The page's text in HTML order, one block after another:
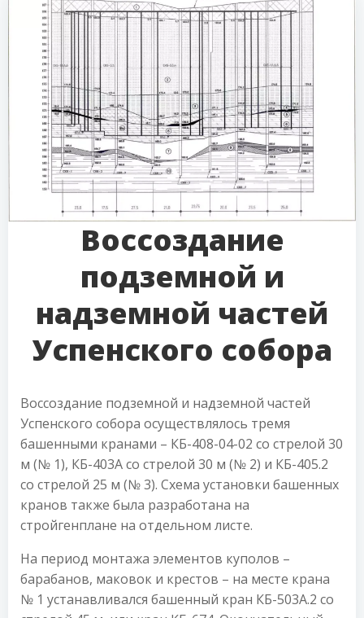
Воссоздание
подземной и
надземной частей
Успенского собора
Воссоздание подземной и надземной частей
Успенского собора осуществлялось тремя
башенными кранами – КБ-408-04-02 со стрелой 30
м (№ 1), КБ-403А со стрелой 30 м (№ 2) и КБ-405.2
со стрелой 25 м (№ 3). Схема установки башенных
кранов также была разработана на
стройгенплане на отдельном листе.
На период монтажа элементов куполов –
барабанов, маковок и крестов – на месте крана
№ 1 устанавливался башенный кран КБ-503А.2 со